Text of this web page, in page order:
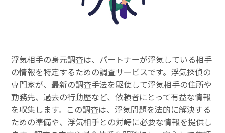
浮気相手の身元調査は、パートナーが浮気している相手
の情報を特定するための調査サービスです。浮気探偵の
専門家が、最新の調査手法を駆使して浮気相手の住所や
勤務先、過去の行動歴など、依頼者にとって有益な情報
を収集します。この調査は、浮気問題を法的に解決する
ための準備や、浮気相手との対峙に必要な情報を提供し